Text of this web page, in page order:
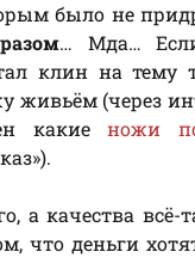
было не
… Мда…
клин на тему
живьём (через
какиеножи
а качества
что деньги